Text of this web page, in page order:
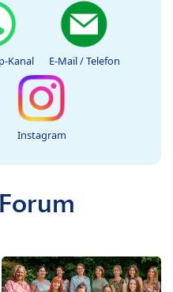
Kanal E-Mail / Telefon
Instagram